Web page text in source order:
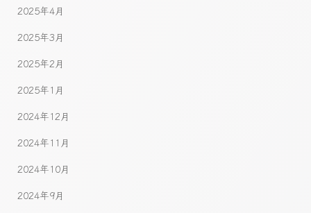
2025年4月
2025年3月
2025年2月
2025年1月
2024年12月
2024年11月
2024年10月
2024年9月